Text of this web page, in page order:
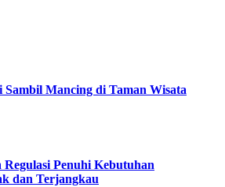
Sambil Mancing di Taman Wisata
Penuhi Kebutuhan
dan Terjangkau